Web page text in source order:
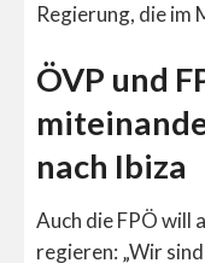
Regierung, die im
ÖVP und
nach Ibiza
Auch die FPÖ will
regieren: „Wir